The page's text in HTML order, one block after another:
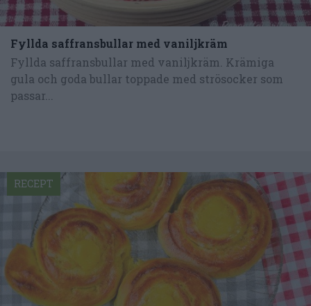
Fyllda saffransbullar med vaniljkräm
Fyllda saffransbullar med vaniljkräm. Krämiga
gula och goda bullar toppade med strösocker som
passar...
RECEPT